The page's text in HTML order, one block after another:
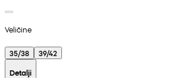
Veličine
35/38
39/42
Detalji